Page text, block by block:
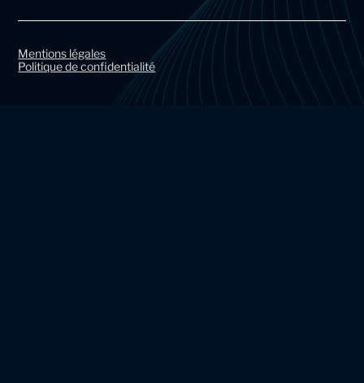
r
o
r
o
Mentions légales
Politique de confidentialité